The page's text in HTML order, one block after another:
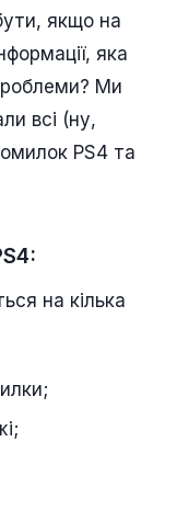
якщо на
яка
Ми
всі (ну,
PS4 та
на кілька